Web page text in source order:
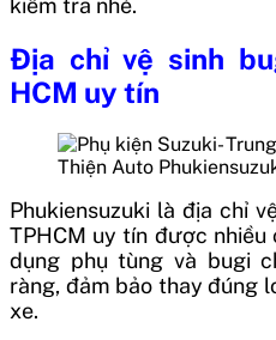
kiểm tra nhé.
Địa chỉ vệ sinh
HCM uy tín
Thiện Auto
Phukiensuzuki là địa chỉ
TPHCM uy tín được
dụng phụ tùng và bugi
ràng, đảm bảo thay đúng
xe.